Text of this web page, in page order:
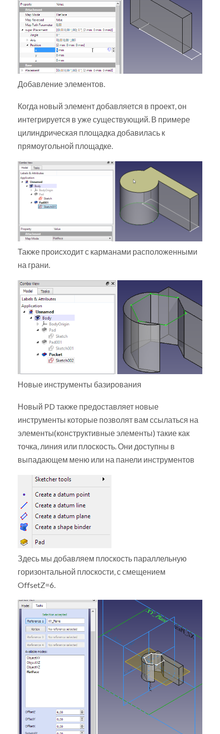
Добавление элементов.
Когда новый элемент добавляется в проект, он
интегрируется в уже существующий. В примере
цилиндрическая площадка добавилась к
прямоугольной площадке.
Также происходит с карманами расположенными
на грани.
Новые инструменты базирования
Новый PD также предоставляет новые
инструменты которые позволят вам ссылаться на
элементы(конструктивные элементы) такие как
точка, линия или плоскость. Они доступны в
выпадающем меню или на панели инструментов
Здесь мы добавляем плоскость параллельную
горизонтальной плоскости, с смещением
OffsetZ=6.